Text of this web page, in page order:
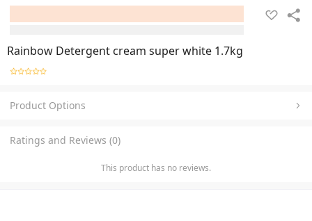
Rainbow Detergent cream super white 1.7kg
Product Options
Ratings and Reviews (0)
This product has no reviews.